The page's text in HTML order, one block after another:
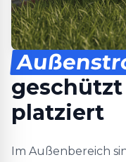
platziert
Im Außenbereich